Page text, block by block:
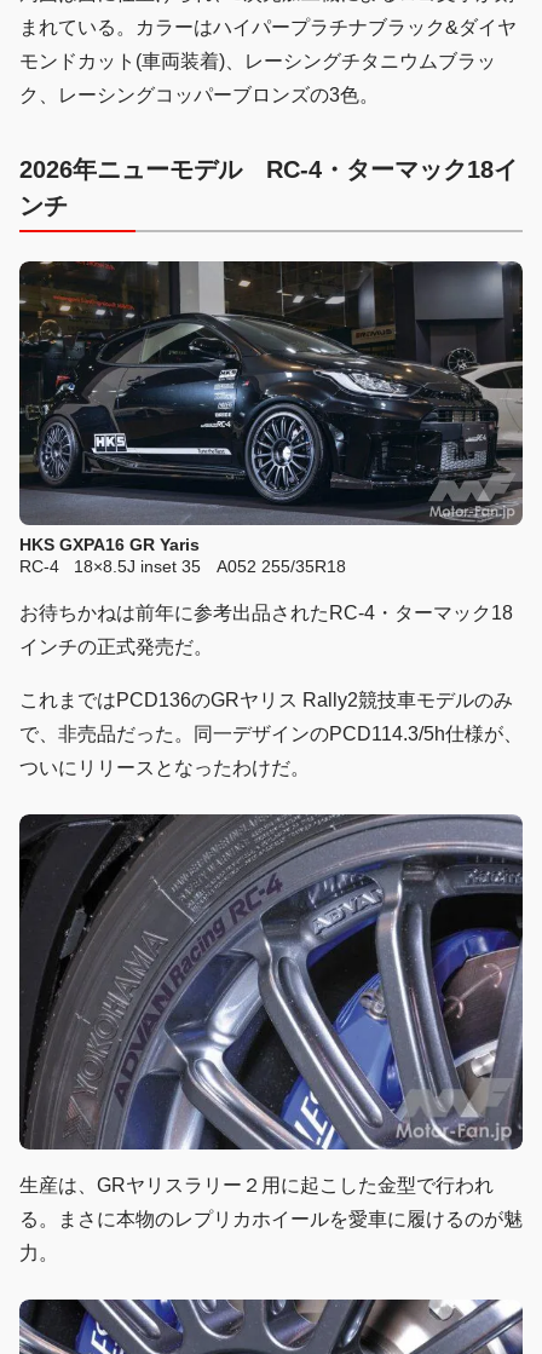
まれている。カラーはハイパープラチナブラック&ダイヤ
モンドカット(車両装着)、レーシングチタニウムブラッ
ク、レーシングコッパーブロンズの3色。
2026年ニューモデル RC-4・ターマック18イ
ンチ
HKS GXPA16 GR Yaris
RC-4 18×8.5J inset 35 A052 255/35R18
お待ちかねは前年に参考出品されたRC-4・ターマック18
インチの正式発売だ。
これまではPCD136のGRヤリス Rally2競技車モデルのみ
で、非売品だった。同一デザインのPCD114.3/5h仕様が、
ついにリリースとなったわけだ。
生産は、GRヤリスラリー２用に起こした金型で行われ
る。まさに本物のレプリカホイールを愛車に履けるのが魅
力。